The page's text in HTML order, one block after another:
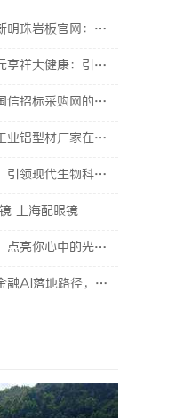
：打造高品质岩板行业标杆平台
康：引领现代健康生活新趋势
功能与优势，助力企业高效招标采购
在现代制造业中的重要角色与发展趋势
生物科技创新发展的先锋企业
上海配眼镜
的光影世界，畅享极致观影体验
天创信用星图AI助力产业金融智能升级